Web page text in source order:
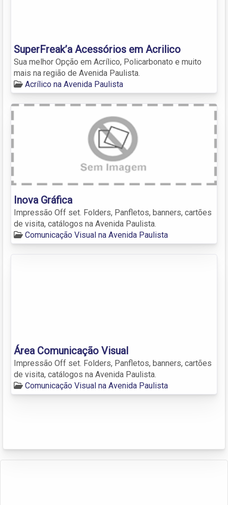
SuperFreak’a Acessórios em Acrilico
Sua melhor Opção em Acrílico, Policarbonato e muito
mais na região de Avenida Paulista.
Acrílico na Avenida Paulista
Inova Gráfica
Impressão Off set. Folders, Panfletos, banners, cartões
de visita, catálogos na Avenida Paulista.
Comunicação Visual na Avenida Paulista
Área Comunicação Visual
Impressão Off set. Folders, Panfletos, banners, cartões
de visita, catálogos na Avenida Paulista.
Comunicação Visual na Avenida Paulista